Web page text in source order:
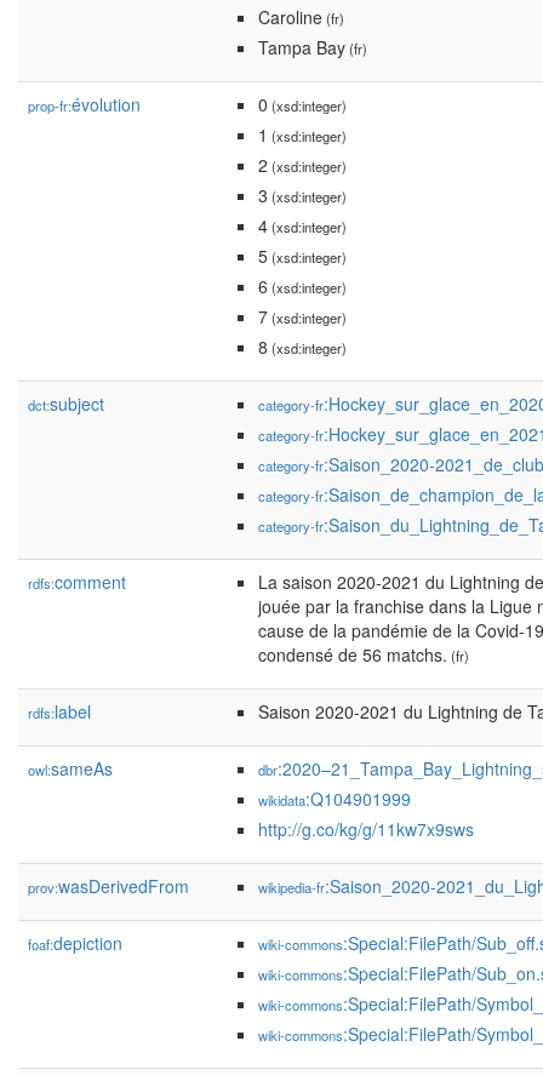
Caroline(fr)
Tampa Bay(fr)
prop-fr:évolution 0 (xsd:integer)
1 (xsd:integer)
2 (xsd:integer)
3 (xsd:integer)
4(xsd:integer)
5(xsd:integer)
6 (xsd:integer)
7(xsd:integer)
8 (xsd:integer)
dct:subject category-fr
category-fr
category-fr:Saison_2020-
category-fr
category-fr
rdfs:comment
La saison 2020-2021 du Lightning
jouée par la franchise dans la Ligue
cause de la pandémie de la Covid-
condensé de 56 matchs. (fr)
rdfs:label Saison 2020-2021 du Lightning de
owl:sameAs dbr
wikidata:Q104901999
http://g.co/kg/g/11kw7x9sws
prov:wasDerivedFrom wikipedia-fr:Saison_2020-
foaf:depiction wiki-commons:Special:FilePath/
wiki-commons:Special:FilePath/
wiki-commons:Special:FilePath/
wiki-commons:Special:FilePath/